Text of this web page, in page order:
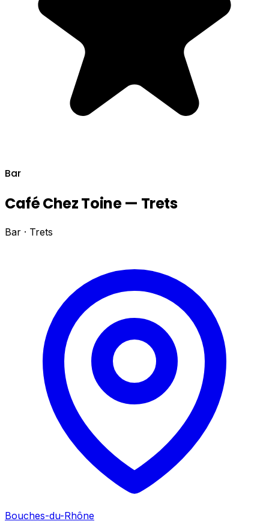
Bar
Café Chez Toine — Trets
Bar · Trets
Bouches-du-Rhône